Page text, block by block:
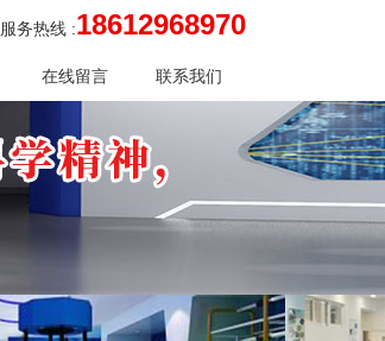
在线留言 联系我们
服务热线 :18612968970